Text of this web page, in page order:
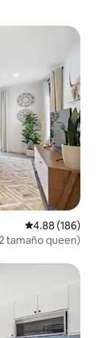
Calificación
4.88 (186)
tamaño queen)